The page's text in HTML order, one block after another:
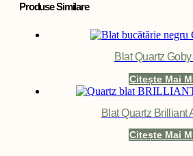
Produse Similare
Blat Quartz
Citește Mai
Blat Quartz Brilliant
Citește Mai